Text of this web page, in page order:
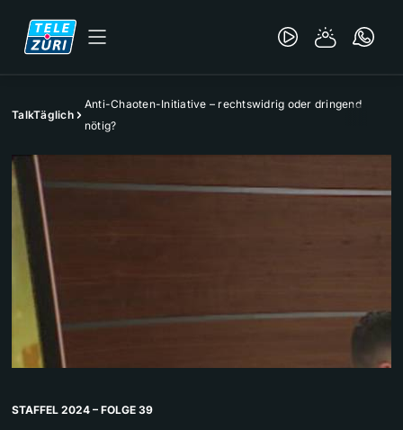
TalkTäglich
Anti-Chaoten-Initiative – rechtswidrig oder dringend
nötig?
STAFFEL 2024 – FOLGE 39